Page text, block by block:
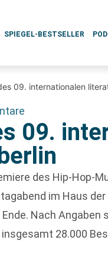
SPIEGEL-BESTSELLER
09. internationalen
09.
des Hip-Hop-
im Haus
Nach Angaben
28.000